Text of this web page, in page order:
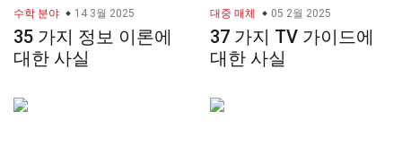
수학 분야 14 3월 2025
35 가지 정보 이론에
대한 사실
대중 매체 05 2월 2025
37 가지 TV 가이드에
대한 사실